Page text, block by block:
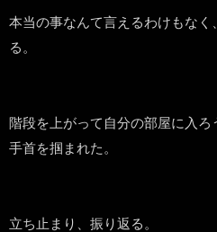
本当の事なんて言えるわけもな
る。
階段を上がって自分の部屋に入
手首を掴まれた。
立ち止まり、振り返る。